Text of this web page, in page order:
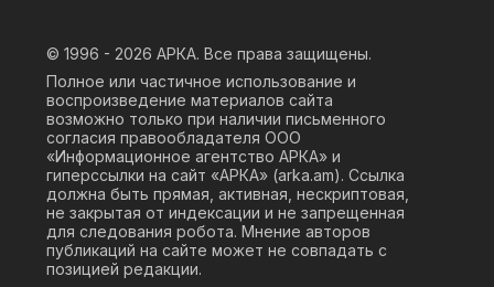
© 1996 - 2026 АРКА. Все права защищены.
Полное или частичное использование и
воспроизведение материалов сайта
возможно только при наличии письменного
согласия правообладателя ООО
«Информационное агентство АРКА» и
гиперссылки на сайт «АРКА» (arka.am). Ссылка
должна быть прямая, активная, нескриптовая,
не закрытая от индексации и не запрещенная
для следования робота. Мнение авторов
публикаций на сайте может не совпадать с
позицией редакции.